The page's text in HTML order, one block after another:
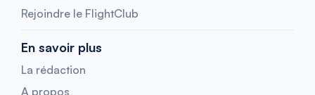
Rejoindre le FlightClub
En savoir plus
La rédaction
A propos